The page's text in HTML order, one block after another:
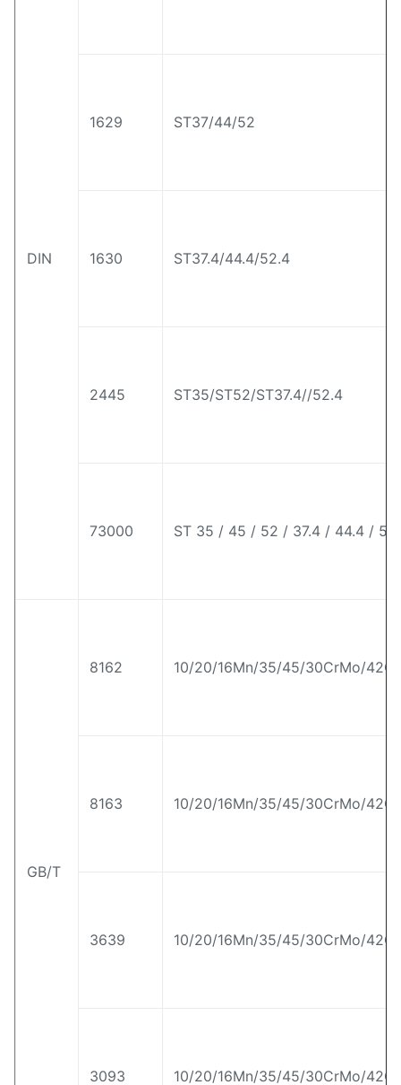
Hiệu suất vượt trội cho áp suất cao và nhiệt
DIN
1629 ST37/44/52
1630 ST37.4/44.4/52.4
2445 ST35/ST52/ST37.4//52.4
73000 ST 35 / 45 / 52 / 37.4 / 44.4 /
GB/T
8162 10/20/16Mn/35/45/30CrMo/
8163 10/20/16Mn/35/45/30CrMo/
3639 10/20/16Mn/35/45/30CrMo/
3093 10/20/16Mn/35/45/30CrMo/